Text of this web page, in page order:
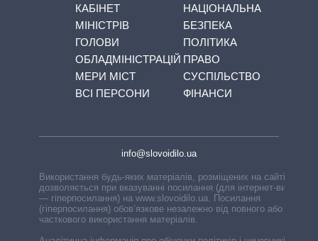
КАБІНЕТ
МІНІСТРІВ
ГОЛОВИ
ОБЛАДМІНІСТРАЦІЙ
МЕРИ МІСТ
ВСІ ПЕРСОНИ
НАЦІОНАЛЬНА
БЕЗПЕКА
ПОЛІТИКА
ПРАВО
СУСПІЛЬСТВО
ФІНАНСИ
info@slovoidilo.ua
Використання будь-яких матеріалів, розміщених на сайті,
дозволяється при вказуванні посилання (для інтернет-видань
— гіперпосилання) на www.slovoidilo.ua. Посилання
(гіперпосилання) обов’язкове незалежно від повного або
часткового використання матеріалів.